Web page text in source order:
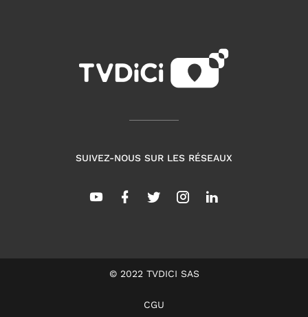
SUIVEZ-NOUS SUR LES RÉSEAUX
© 2022 TVDICI SAS
CGU